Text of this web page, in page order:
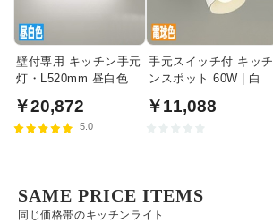
壁付専用 キッチン手元
灯・L520mm 昼白色
￥20,872
5.0
手元スイッチ付 キッチ
ンスポット 60W | 白
￥11,088
同じ価格帯のキッチンライト
SAME PRICE ITEMS